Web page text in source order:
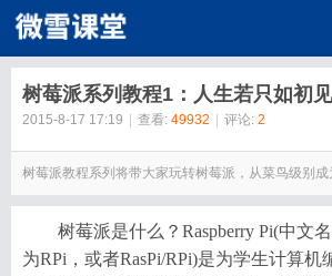
树莓派系列教程1：人生若只如初见
2015-8-17 17:19 查看: 49932 评论: 2
树莓派教程系列将带大家玩转树莓派，从菜鸟级别
树莓派是什么？Raspberry Pi(中文
为RPi，或者RasPi/RPi)是为学生计算机